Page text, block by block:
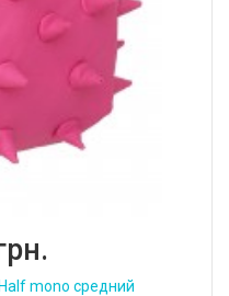
mono средний